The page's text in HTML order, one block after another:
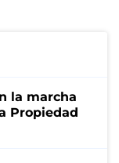
la marcha
Propiedad